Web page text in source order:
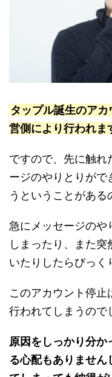
タップル誕生のア
営側により行われま
ですので、先に触れ
ージのやりとりがで
うということがある
急にメッセージのや
しまったり、また
いたりしたらびっく
このアカウント停
行われてしまうので
原因をしっかり分
る心配もありません